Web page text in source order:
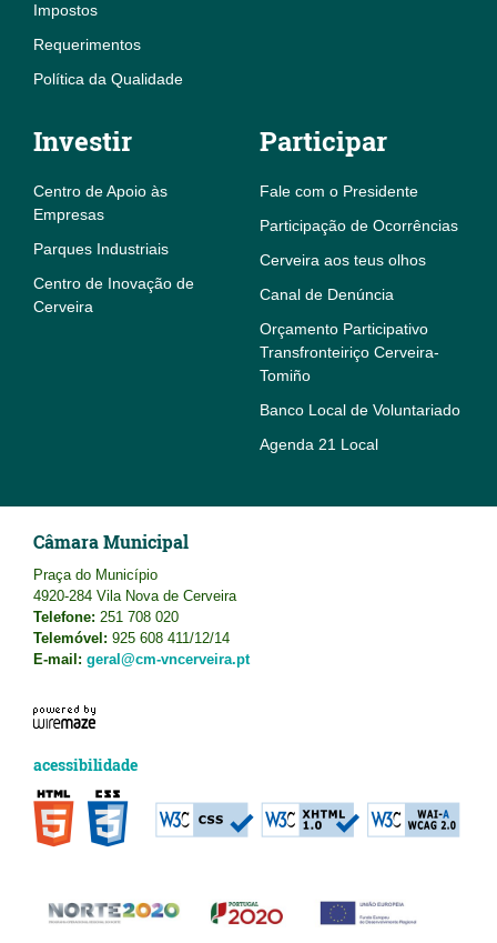
Impostos
Requerimentos
Política da Qualidade
Investir
Centro de Apoio às
Empresas
Parques Industriais
Centro de Inovação de
Cerveira
Participar
Fale com o Presidente
Participação de Ocorrências
Cerveira aos teus olhos
Canal de Denúncia
Orçamento Participativo
Transfronteiriço Cerveira-
Tomiño
Banco Local de Voluntariado
Agenda 21 Local
Câmara Municipal
Praça do Município
4920-284 Vila Nova de Cerveira
Telefone: 251 708 020
Telemóvel: 925 608 411/12/14
E-mail: geral@cm-vncerveira.pt
acessibilidade